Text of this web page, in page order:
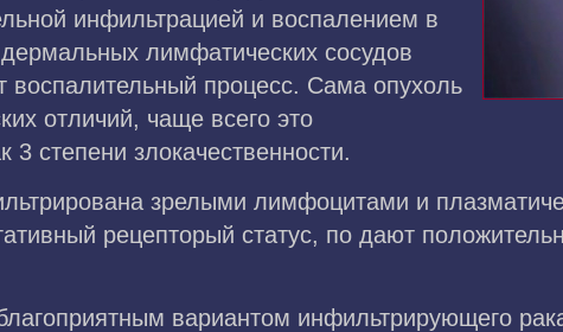
инфильтрацией и воспалением в
лимфатических сосудов
воспалительный процесс. Сама опухоль
отличий, чаще всего это
степени злокачественности.
зрелыми лимфоцитами и
рецепторый статус, по дают
вариантом инфильтрирующего